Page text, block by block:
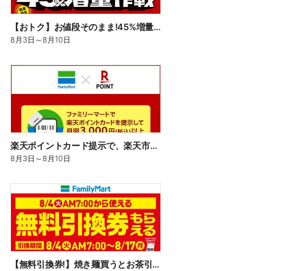
【おトク】お値段そのまま!45%増量作戦!
8月3日 ～8月10日
楽天ポイントカード提示で、楽天市場でのお買い物がおトクに!
8月3日 ～8月10日
【無料引換券!】焼き麺買うとお茶引換券貰える!